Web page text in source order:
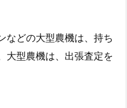
などの大型農機は、持ち
大型農機は、出張査定を